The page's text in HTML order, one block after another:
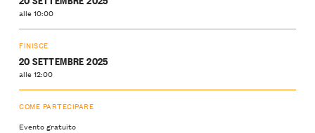
alle 10:00
FINISCE
20 SETTEMBRE 2025
alle 12:00
COME PARTECIPARE
Evento gratuito